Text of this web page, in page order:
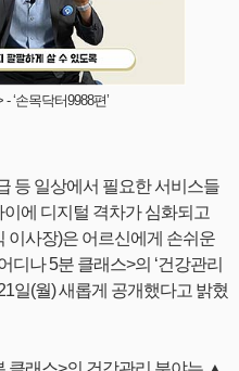
‘손목닥터9988편’
등 일상에서 필요한 서비스들
에 디지털 격차가 심화되고
이사장)은 어르신에게 손쉬운
디나 5분 클래스>의 ‘건강관리
일(월) 새롭게 공개했다고 밝혔